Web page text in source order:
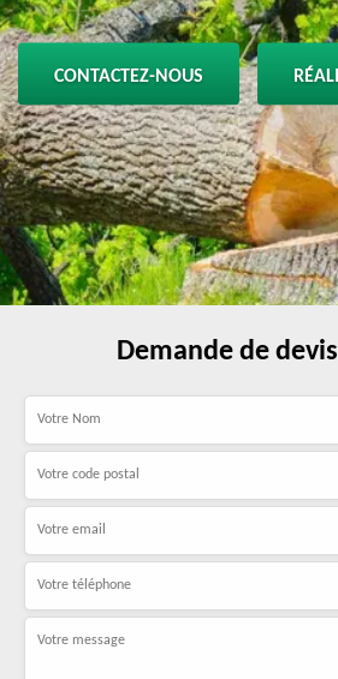
CONTACTEZ-NOUS
Demande de